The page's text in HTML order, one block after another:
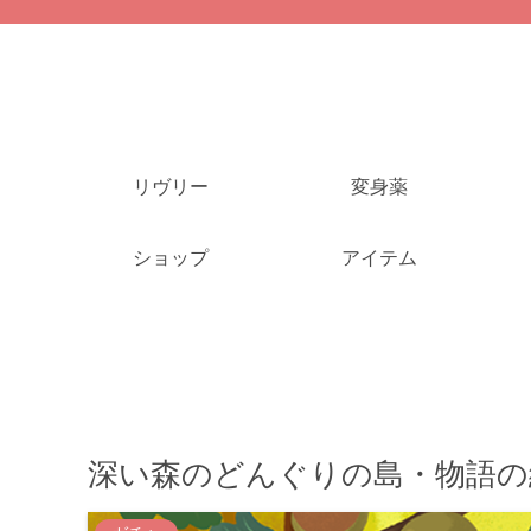
リヴリー 変身薬
ショップ アイテム
深い森のどんぐりの島・物語